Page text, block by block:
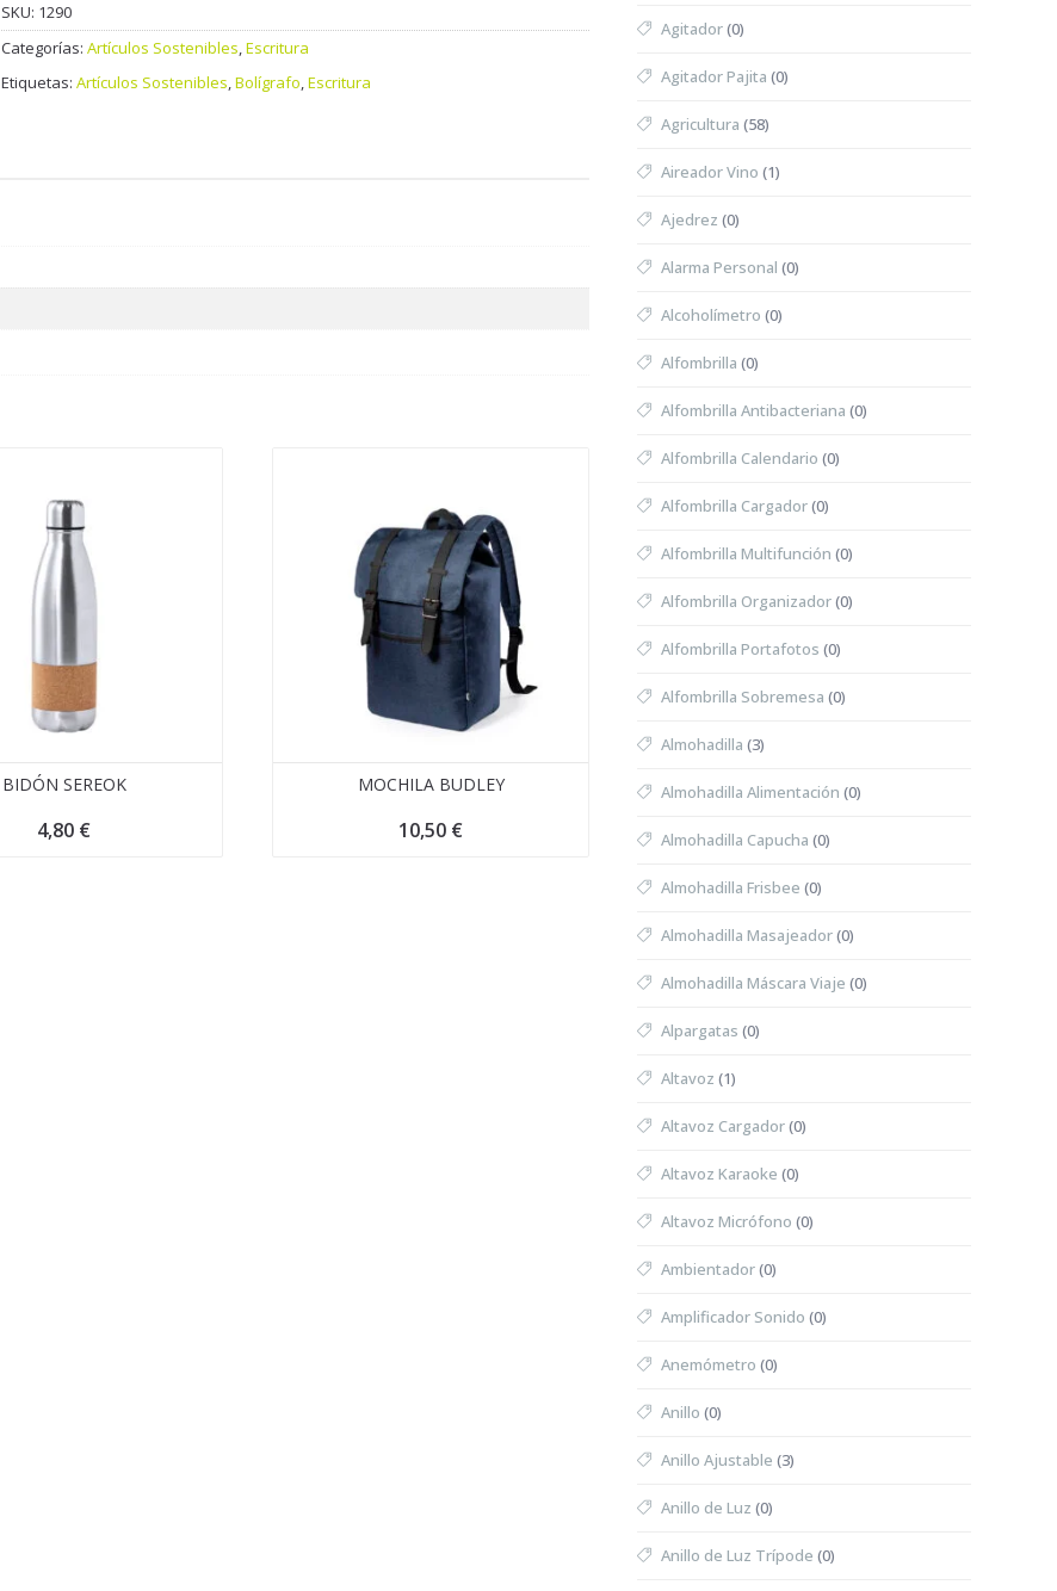
SKU: 1290
Categorías:Artículos Sostenibles,Escritura
Etiquetas:Artículos Sostenibles,Bolígrafo,Escritura
BIDÓN SEREOK
4,80 €
MOCHILA BUDLEY
10,50 €
Agitador(0)
Agitador Pajita (0)
Agricultura (58)
Aireador Vino (1)
Ajedrez (0)
Alarma Personal (0)
Alcoholímetro (0)
Alfombrilla (0)
Alfombrilla Antibacteriana (0)
Alfombrilla Calendario (0)
Alfombrilla Cargador(0)
Alfombrilla Multifunción (0)
Alfombrilla Organizador(0)
Alfombrilla Portafotos (0)
Alfombrilla Sobremesa (0)
Almohadilla (3)
Almohadilla Alimentación (0)
Almohadilla Capucha (0)
Almohadilla Frisbee (0)
Almohadilla Masajeador(0)
Almohadilla Máscara Viaje (0)
Alpargatas (0)
Altavoz (1)
Altavoz Cargador(0)
Altavoz Karaoke (0)
Altavoz Micrófono (0)
Ambientador(0)
Amplificador Sonido (0)
Anemómetro (0)
Anillo (0)
Anillo Ajustable (3)
Anillo de Luz (0)
Anillo de Luz Trípode (0)